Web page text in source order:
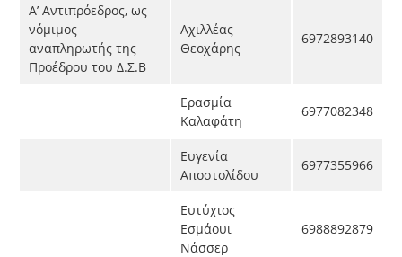
Α’ Αντιπρόεδρος, ως
νόμιμος
αναπληρωτής της
Προέδρου του Δ.Σ.Β
Αχιλλέας
Θεοχάρης
6972893140
Ερασμία
Καλαφάτη
6977082348
Ευγενία
Αποστολίδου
6977355966
Ευτύχιος
Εσμάουι
Νάσσερ
6988892879